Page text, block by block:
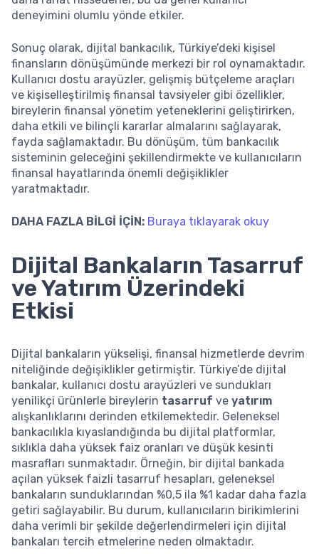
deneyimini olumlu yönde etkiler.
Sonuç olarak, dijital bankacılık, Türkiye’deki kişisel
finansların dönüşümünde merkezi bir rol oynamaktadır.
Kullanıcı dostu arayüzler, gelişmiş bütçeleme araçları
ve kişiselleştirilmiş finansal tavsiyeler gibi özellikler,
bireylerin finansal yönetim yeteneklerini geliştirirken,
daha etkili ve bilinçli kararlar almalarını sağlayarak,
fayda sağlamaktadır. Bu dönüşüm, tüm bankacılık
sisteminin geleceğini şekillendirmekte ve kullanıcıların
finansal hayatlarında önemli değişiklikler
yaratmaktadır.
DAHA FAZLA BİLGİ İÇİN: Buraya tıklayarak okuy
Dijital Bankaların Tasarruf
ve Yatırım Üzerindeki
Etkisi
Dijital bankaların yükselişi, finansal hizmetlerde devrim
niteliğinde değişiklikler getirmiştir. Türkiye’de dijital
bankalar, kullanıcı dostu arayüzleri ve sundukları
yenilikçi ürünlerle bireylerin tasarruf ve yatırım
alışkanlıklarını derinden etkilemektedir. Geleneksel
bankacılıkla kıyaslandığında bu dijital platformlar,
sıklıkla daha yüksek faiz oranları ve düşük kesinti
masrafları sunmaktadır. Örneğin, bir dijital bankada
açılan yüksek faizli tasarruf hesapları, geleneksel
bankaların sunduklarından %0,5 ila %1 kadar daha fazla
getiri sağlayabilir. Bu durum, kullanıcıların birikimlerini
daha verimli bir şekilde değerlendirmeleri için dijital
bankaları tercih etmelerine neden olmaktadır.